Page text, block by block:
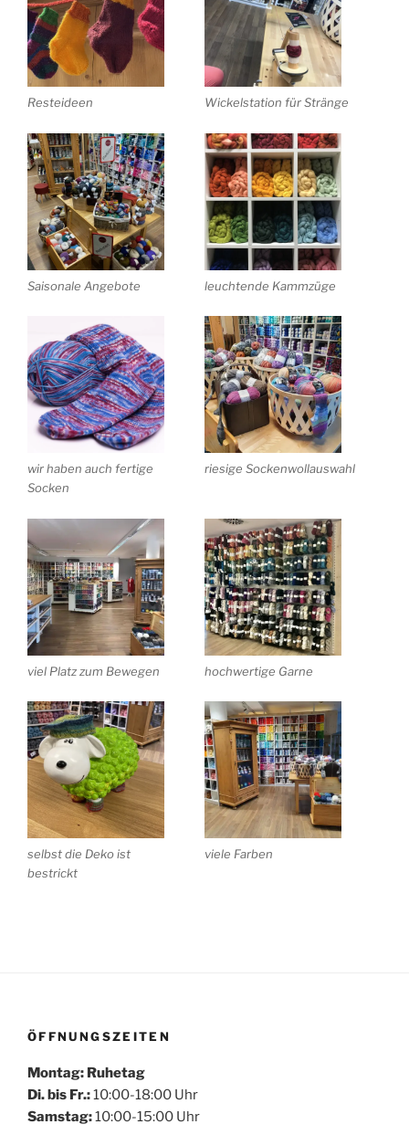
Mehr laden Auf Instagram folgen
Resteideen Wickelstation für Stränge
Saisonale Angebote leuchtende Kammzüge
wir haben auch fertige
Socken
riesige Sockenwollauswahl
viel Platz zum Bewegen hochwertige Garne
selbst die Deko ist
bestrickt
viele Farben
ÖFFNUNGSZEITEN
Montag: Ruhetag
Di. bis Fr.:10:00-18:00 Uhr
Samstag:10:00-15:00 Uhr